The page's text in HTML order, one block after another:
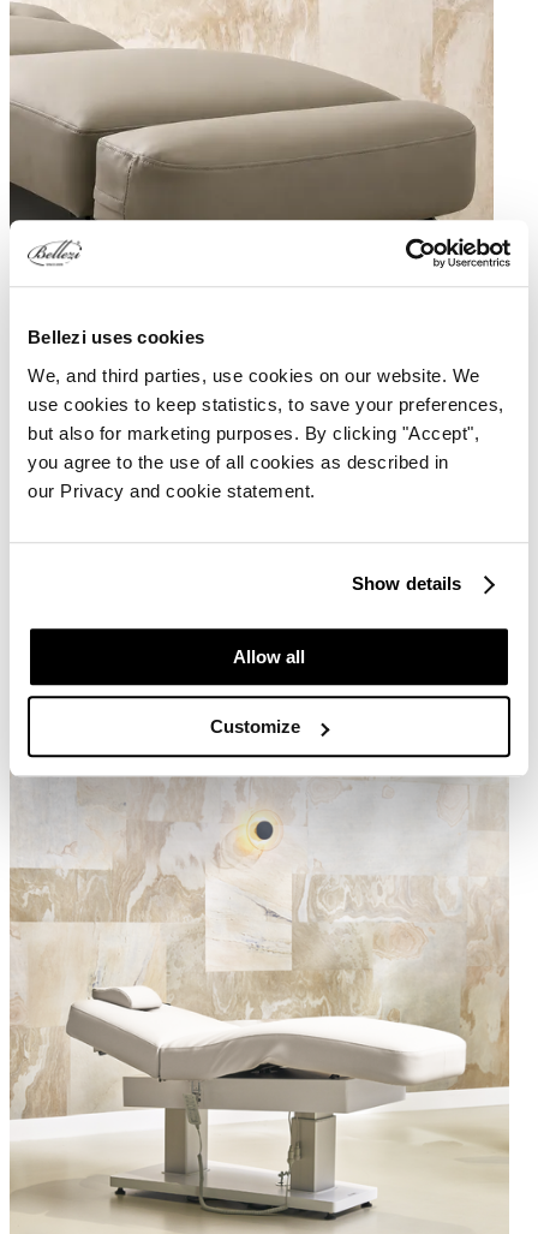
Bellezi uses cookies
We, and third parties, use cookies on our website. We
use cookies to keep statistics, to save your preferences,
but also for marketing purposes. By clicking "Accept",
you agree to the use of all cookies as described in
our Privacy and cookie statement.
Show details
Allow all
Customize
Een praktische aanvulling op de Bellezi wellnessbanken.
worden vervangen. Zo combineer je optimaal gebruiksgemak,
hygiëne en een verzorgde uitstraling in iedere behandelruimte.
Wordt vaak gecombineerd met